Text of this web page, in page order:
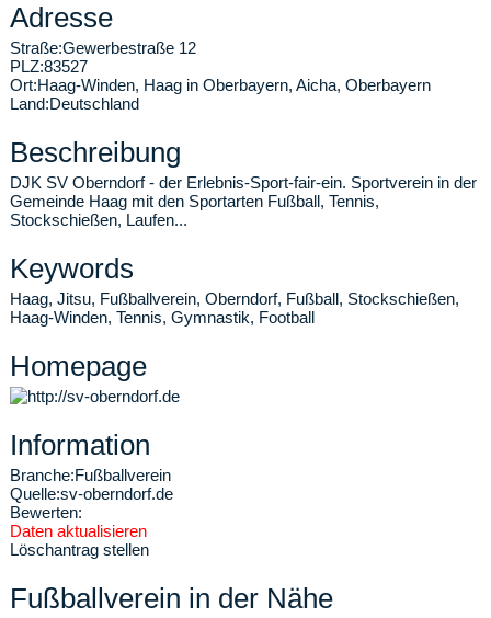
Adresse
Straße:Gewerbestraße 12
PLZ:83527
Ort:Haag-Winden, Haag in Oberbayern, Aicha, Oberbayern
Land:Deutschland
Beschreibung
DJK SV Oberndorf - der Erlebnis-Sport-fair-ein. Sportverein in der
Gemeinde Haag mit den Sportarten Fußball, Tennis,
Stockschießen, Laufen...
Keywords
Haag, Jitsu, Fußballverein, Oberndorf, Fußball, Stockschießen,
Haag-Winden, Tennis, Gymnastik, Football
Homepage
Information
Branche:Fußballverein
Quelle:sv-oberndorf.de
Bewerten:
Daten aktualisieren
Löschantrag stellen
Fußballverein in der Nähe